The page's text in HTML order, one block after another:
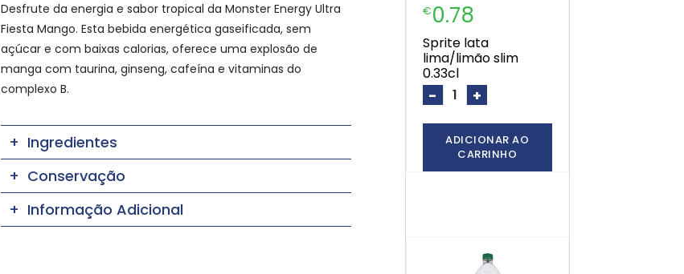
Desfrute da energia e sabor tropical da Monster Energy Ultra
Fiesta Mango. Esta bebida energética gaseificada, sem
açúcar e com baixas calorias, oferece uma explosão de
manga com taurina, ginseng, cafeína e vitaminas do
complexo B.
Ingredientes
Conservação
Informação Adicional
€0.78
sprite lata
lima/limão slim
0.33cl
- +
ADICIONAR AO
CARRINHO